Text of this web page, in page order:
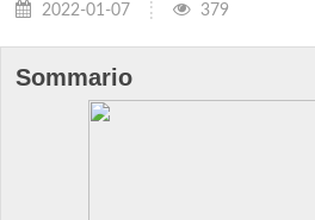
2022-01-07 379
Sommario